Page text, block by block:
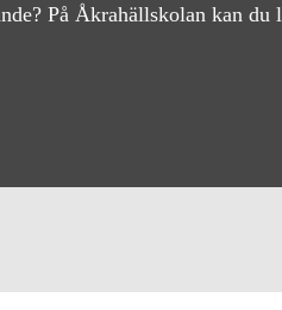
På Åkrahällskolan kan du